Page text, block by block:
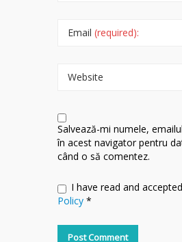
Email (required):
Website
Salvează-mi numele,
în acest navigator pentru
când o să comentez.
I have read and
Policy *